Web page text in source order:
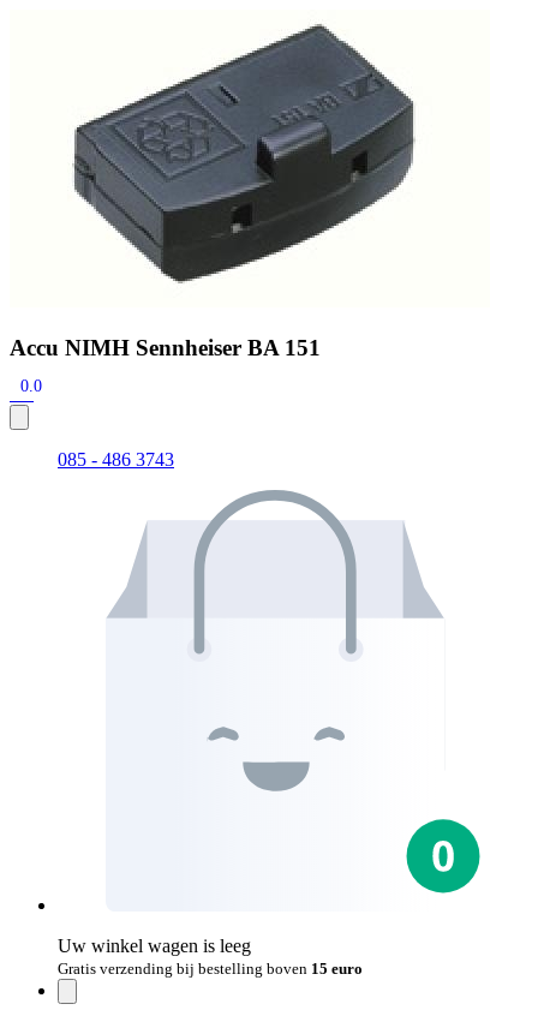
Signia hoortoestellenSignia Pure BCT IX Signia Silk IX
Allure AIAudio Service R LI 7
HoortoestelbatterijenWidex filtersFilters
Domes
Onderhoudsartikelen
Signia Active Mini IX - Oplaadbaar
De Signia Active Mini IX is het nieuwste hoortoestel van Signia.
Accu NIMH Sennheiser BA 151
0.0
085 - 486 3743
Uw winkel wagen is leeg
Gratis verzending bij bestelling boven 15 euro